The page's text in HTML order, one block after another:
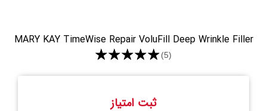
MARY KAY TimeWise Repair VoluFill Deep Wrinkle Filler
★★★★★(5)
ثبت امتیاز